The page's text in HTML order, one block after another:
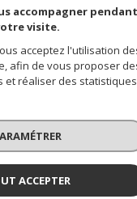
Politique RGPD
par :
accompagner pendant
visite.
acceptez l'utilisation
afin de vous proposer
et réaliser des
ACCEPTER